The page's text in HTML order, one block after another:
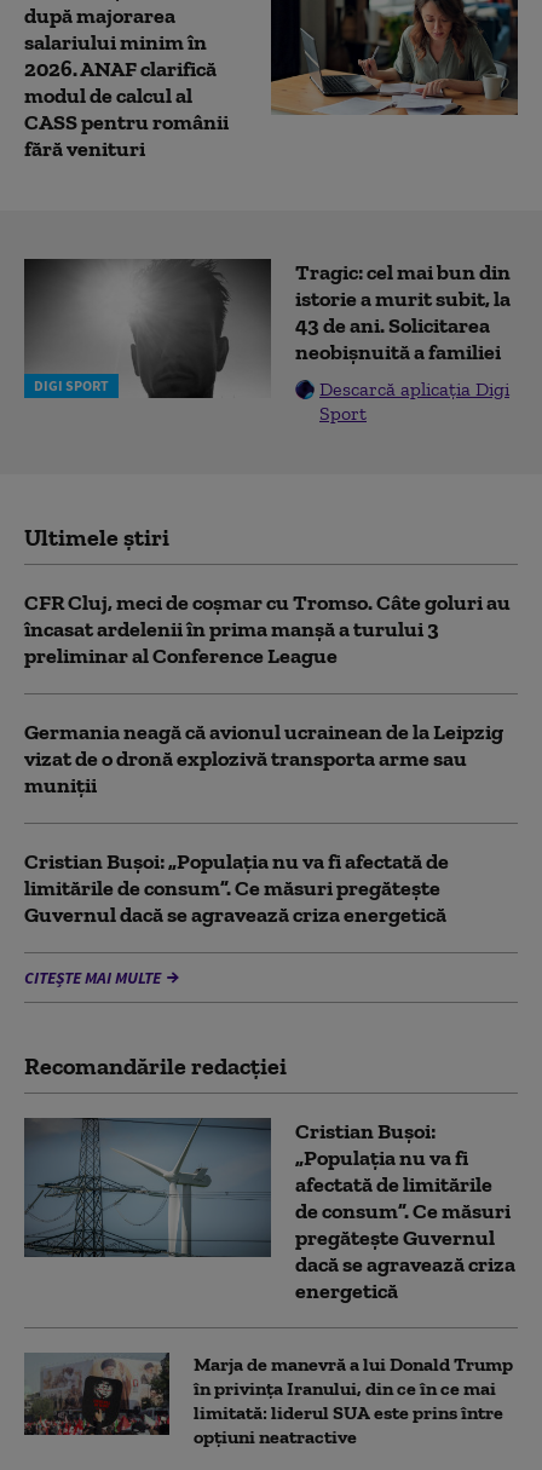
după majorarea
salariului minim în
2026. ANAF clarifică
modul de calcul al
CASS pentru românii
fără venituri
DIGI SPORT
Tragic: cel mai bun din
istorie a murit subit, la
43 de ani. Solicitarea
neobișnuită a familiei
Descarcă aplicația Digi
Sport
Ultimele știri
CFR Cluj, meci de coșmar cu Tromso. Câte goluri au
încasat ardelenii în prima manşă a turului 3
preliminar al Conference League
Germania neagă că avionul ucrainean de la Leipzig
vizat de o dronă explozivă transporta arme sau
muniţii
Cristian Bușoi: „Populația nu va fi afectată de
limitările de consum”. Ce măsuri pregătește
Guvernul dacă se agravează criza energetică
CITEȘTE MAI MULTE
Recomandările redacţiei
Cristian Bușoi:
„Populația nu va fi
afectată de limitările
de consum”. Ce măsuri
pregătește Guvernul
dacă se agravează criza
energetică
Marja de manevră a lui Donald Trump
în privința Iranului, din ce în ce mai
limitată: liderul SUA este prins între
opțiuni neatractive